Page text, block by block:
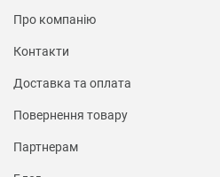
Про компанію
Контакти
Доставка та оплата
Повернення товару
Партнерам